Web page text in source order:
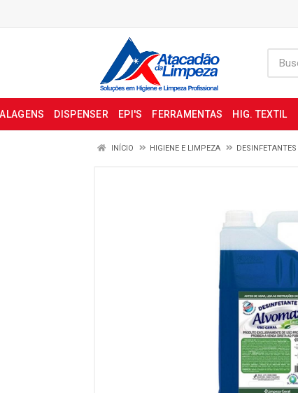
DISPENSER EPI'S FERRAMENTAS HIG. TEXTIL
INÍCIO HIGIENE E LIMPEZA DESINFETANTES